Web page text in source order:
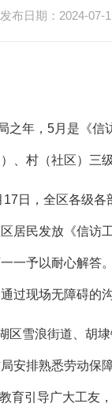
发布日期：2024-07-
之年， 5月是《信
、村（社区）
17 日 ，全区各级
居民发放《信
一予以耐心解
过现场无障碍的
区雪浪街道、胡
安排熟悉劳动
育引导广大工友